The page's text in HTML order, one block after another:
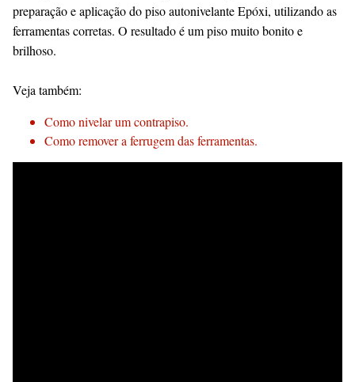
preparação e aplicação do piso autonivelante Epóxi, utilizando as
ferramentas corretas. O resultado é um piso muito bonito e
brilhoso.
Veja também:
Como nivelar um contrapiso.
Como remover a ferrugem das ferramentas.